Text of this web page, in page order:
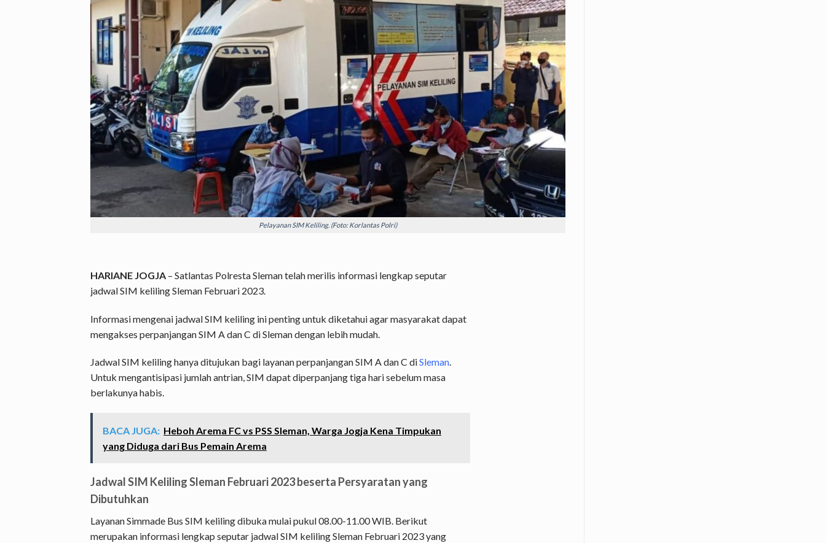
Pelayanan SIM Keliling. (Foto: Korlantas Polri)
HARIANE JOGJA – Satlantas Polresta Sleman telah merilis informasi lengkap seputar
jadwal SIM keliling Sleman Februari 2023.
Informasi mengenai jadwal SIM keliling ini penting untuk diketahui agar masyarakat dapat
mengakses perpanjangan SIM A dan C di Sleman dengan lebih mudah.
Jadwal SIM keliling hanya ditujukan bagi layanan perpanjangan SIM A dan C diSleman.
Untuk mengantisipasi jumlah antrian, SIM dapat diperpanjang tiga hari sebelum masa
berlakunya habis.
BACA JUGA: Heboh Arema FC vs PSS Sleman, Warga Jogja Kena Timpukan
yang Diduga dari Bus Pemain Arema
Jadwal SIM Keliling Sleman Februari 2023 beserta Persyaratan yang
Dibutuhkan
Layanan Simmade Bus SIM keliling dibuka mulai pukul 08.00-11.00 WIB. Berikut
merupakan informasi lengkap seputar jadwal SIM keliling Sleman Februari 2023 yang